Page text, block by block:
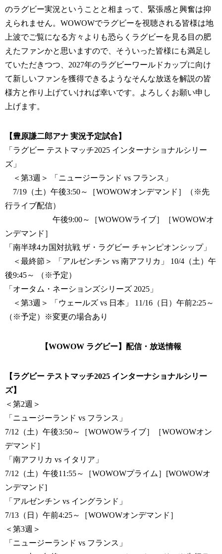
のラグビー実況ということと相まって、緊張感と興奮は抑
えられません。WOWOWでラグビーを視聴される皆様は地
上波でご覧になる方々よりも恐らくラグビーを見る目の肥
えたファンかと思いますので、そういった皆様にも満足し
ていただきつつ、2027年のラグビーワールドカップに向け
て新しいファンを獲得できるようなそんな放送を解説の皆
様方と作り上げていければ幸いです。よろしくお願い申し
上げます。
【豊原謙二郎アナ 実況予定試合】
「ラグビー テストマッチ2025 インターナショナルシリー
ズ」
＜第3週＞ 「ニュージーランド vs フランス」
7/19（土）午後3:50～［WOWOWオンデマンド］（※先
行ライブ配信）
午後9:00～［WOWOWライブ］［WOWOWオ
ンデマンド］
「南半球4カ国対抗戦 ザ・ラグビー チャンピオンシップ」
＜最終節＞ 「アルゼンチン vs 南アフリカ」 10/4（土）午
後9:45～ （※予定）
「オータム・ネーションズシリーズ 2025」
＜第3週＞ 「ウェールズ vs 日本」 11/16（日）午前2:25～
（※予定）※変更の場合あり
【WOWOW ラグビー】配信・放送情報
【ラグビー テストマッチ2025 インターナショナルシリー
ズ】
＜第2週＞
「ニュージーランド vs フランス」
7/12（土）午後3:50～［WOWOWライブ］［WOWOWオン
デマンド］
「南アフリカ vs イタリア」
7/12（土）午後11:55～［WOWOWプライム］[WOWOWオ
ンデマンド]
「アルゼンチン vs イングランド」
7/13（日）午前4:25～［WOWOWオンデマンド］
＜第3週＞
「ニュージーランド vs フランス」